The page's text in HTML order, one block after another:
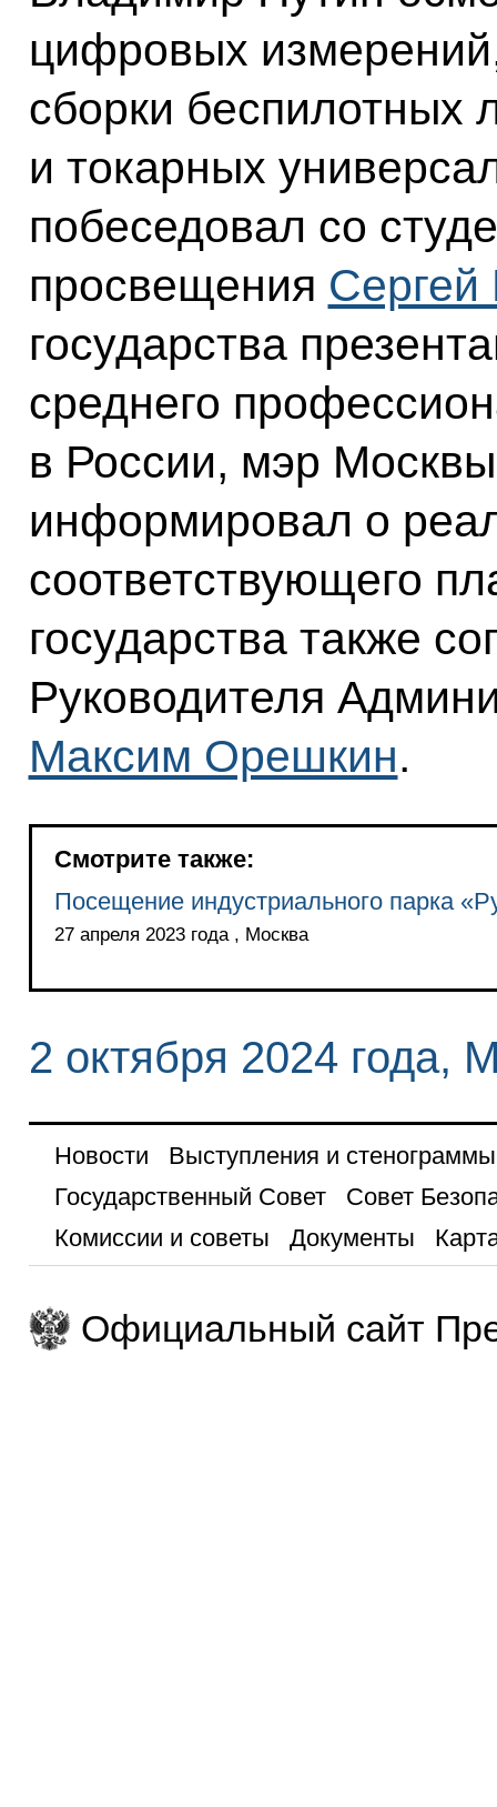
цифровых
сборки беспилотных
и токарных
побеседовал со
просвещения Сергей
государства
среднего
в России, мэр
информировал о
соответствующего
государства также
Руководителя
Максим Орешкин.
Смотрите также:
Посещение индустриального парка
27 апреля 2023 года , Москва
2 октября 2024 года,
Новости
Выступления и стенограммы
Государственный Совет
Совет
Комиссии и советы
Документы
Официальный сайт